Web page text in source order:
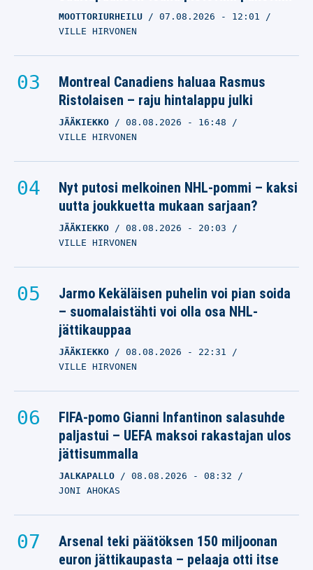
MOOTTORIURHEILU 07.08.2026 - 12:01
VILLE HIRVONEN
Montreal Canadiens haluaa Rasmus
Ristolaisen – raju hintalappu julki
JÄÄKIEKKO 08.08.2026 - 16:48
VILLE HIRVONEN
Nyt putosi melkoinen NHL-pommi – kaksi
uutta joukkuetta mukaan sarjaan?
JÄÄKIEKKO 08.08.2026 - 20:03
VILLE HIRVONEN
Jarmo Kekäläisen puhelin voi pian soida
– suomalaistähti voi olla osa NHL-
jättikauppaa
JÄÄKIEKKO 08.08.2026 - 22:31
VILLE HIRVONEN
FIFA-pomo Gianni Infantinon salasuhde
paljastui – UEFA maksoi rakastajan ulos
jättisummalla
JALKAPALLO 08.08.2026 - 08:32
JONI AHOKAS
Arsenal teki päätöksen 150 miljoonan
euron jättikaupasta – pelaaja otti itse